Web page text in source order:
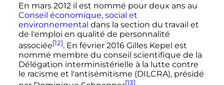
En mars 2012 il est nommé pour deux ans au
Conseil économique, social et
environnemental dans la section du travail et
de l'emploi en qualité de personnalité
associée[12]. En février 2016Gilles Kepel est
nommé membre du conseil scientifique de la
Délégation interministérielle à la lutte contre
le racisme et l'antisémitisme (DILCRA), présidé
[13]